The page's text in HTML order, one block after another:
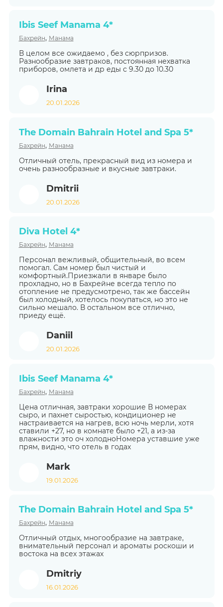
Ibis Seef Manama 4*
Бахрейн, Манама
В целом все ожидаемо , без сюрпризов.
Разнообразие завтраков, постоянная нехватка
приборов, омлета и др еды с 9.30 до 10.30
Irina
20.01.2026
The Domain Bahrain Hotel and Spa 5*
Бахрейн, Манама
Отличный отель, прекрасный вид из номера и
очень разнообразные и вкусные завтраки.
Dmitrii
20.01.2026
Diva Hotel 4*
Бахрейн, Манама
Персонал вежливый, общительный, во всем
помогал. Сам номер был чистый и
комфортный.Приезжали в январе было
прохладно, но в Бахрейне всегда тепло по
отопление не предусмотрено, так же бассейн
был холодный, хотелось покупаться, но это не
сильно мешало. В остальном все отлично,
приеду ещё.
Daniil
20.01.2026
Ibis Seef Manama 4*
Бахрейн, Манама
Цена отличная, завтраки хорошие В номерах
сыро, и пахнет сыростью, кондиционер не
настраивается на нагрев, всю ночь мерли, хотя
ставили +27, но в комнате было +21, а из-за
влажности это оч холодноНомера уставшие уже
прям, видно, что отель в годах
Mark
19.01.2026
The Domain Bahrain Hotel and Spa 5*
Бахрейн, Манама
Отличный отдых, многообразие на завтраке,
внимательный персонал и ароматы роскоши и
востока на всех этажах
Dmitriy
16.01.2026